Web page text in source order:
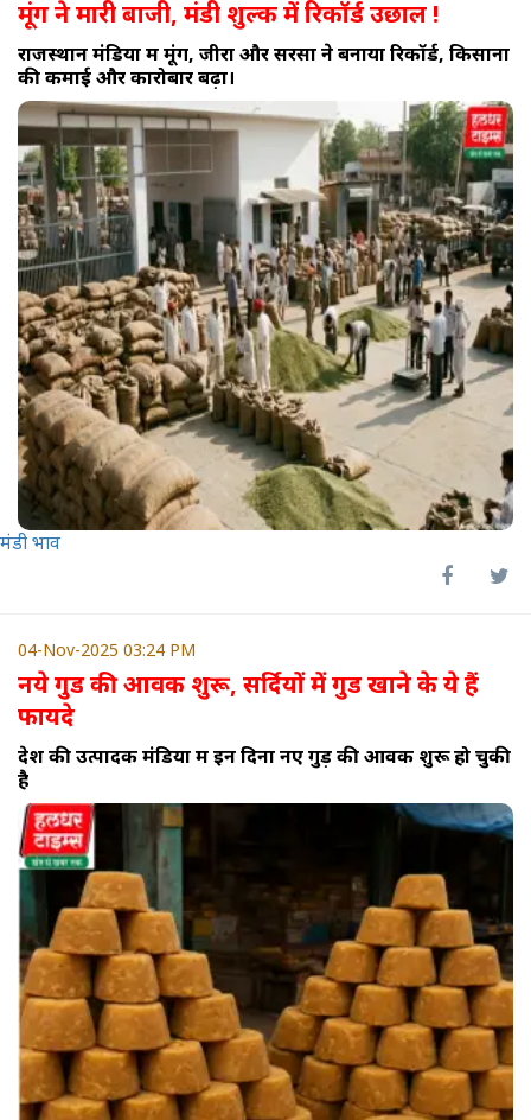
मूंग ने मारी बाजी, मंडी शुल्क में रिकॉर्ड उछाल !
राजस्थान मंडियों में मूंग, जीरा और सरसों ने बनाया रिकॉर्ड, किसानों
की कमाई और कारोबार बढ़ा।
मंडी भाव
04-Nov-2025 03:24 PM
नये गुड की आवक शुरू, सर्दियों में गुड खाने के ये हैं
फायदे
देश की उत्पादक मंडियों में इन दिनों नए गुड़ की आवक शुरू हो चुकी
है